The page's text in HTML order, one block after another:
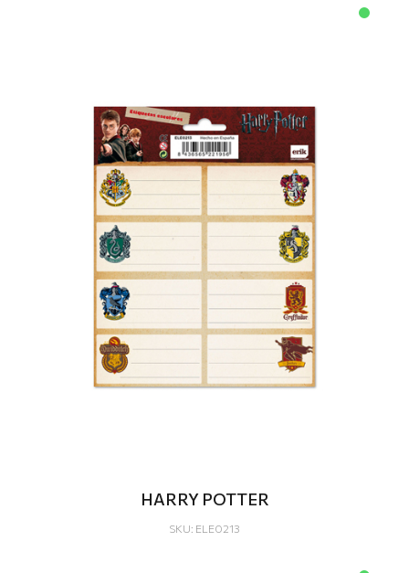
HARRY POTTER
SKU: ELE0213